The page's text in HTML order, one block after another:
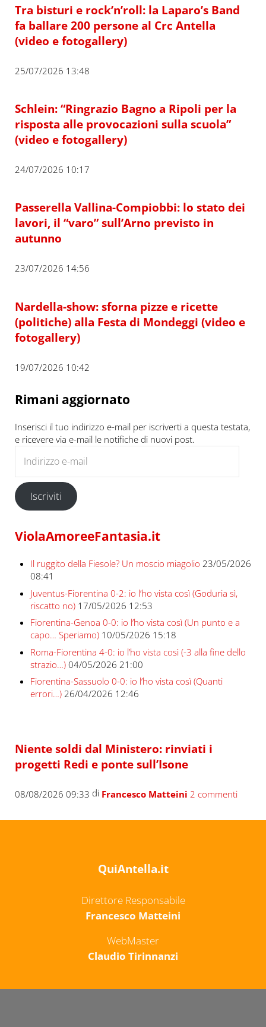
Tra bisturi e rock’n’roll: la Laparo’s Band
fa ballare 200 persone al Crc Antella
(video e fotogallery)
25/07/2026 13:48
Schlein: “Ringrazio Bagno a Ripoli per la
risposta alle provocazioni sulla scuola”
(video e fotogallery)
24/07/2026 10:17
Passerella Vallina-Compiobbi: lo stato dei
lavori, il “varo” sull’Arno previsto in
autunno
23/07/2026 14:56
Nardella-show: sforna pizze e ricette
(politiche) alla Festa di Mondeggi (video e
fotogallery)
19/07/2026 10:42
Rimani aggiornato
Inserisci il tuo indirizzo e-mail per iscriverti a questa testata,
e ricevere via e-mail le notifiche di nuovi post.
Iscriviti
ViolaAmoreeFantasia.it
Il ruggito della Fiesole? Un moscio miagolio 23/05/2026
08:41
Juventus-Fiorentina 0-2: io l’ho vista così (Goduria sì,
riscatto no) 17/05/2026 12:53
Fiorentina-Genoa 0-0: io l’ho vista così (Un punto e a
capo… Speriamo) 10/05/2026 15:18
Roma-Fiorentina 4-0: io l’ho vista così (-3 alla fine dello
strazio…) 04/05/2026 21:00
Fiorentina-Sassuolo 0-0: io l’ho vista così (Quanti
errori…) 26/04/2026 12:46
Niente soldi dal Ministero: rinviati i
progetti Redi e ponte sull’Isone
08/08/2026 09:33 di Francesco Matteini 2 commenti
QuiAntella.it
Direttore Responsabile
Francesco Matteini
WebMaster
Claudio Tirinnanzi